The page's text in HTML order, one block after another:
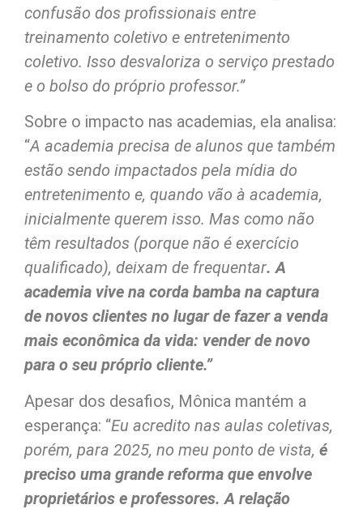
confusão dos profissionais entre
treinamento coletivo e entretenimento
coletivo. Isso desvaloriza o serviço prestado
e o bolso do próprio professor.”
Sobre o impacto nas academias, ela analisa:
“A academia precisa de alunos que também
estão sendo impactados pela mídia do
entretenimento e, quando vão à academia,
inicialmente querem isso. Mas como não
têm resultados (porque não é exercício
qualificado), deixam de frequentar. A
academia vive na corda bamba na captura
de novos clientes no lugar de fazer a venda
mais econômica da vida: vender de novo
para o seu próprio cliente.”
Apesar dos desafios, Mônica mantém a
esperança: “Eu acredito nas aulas coletivas,
porém, para 2025, no meu ponto de vista, é
preciso uma grande reforma que envolve
proprietários e professores. A relação